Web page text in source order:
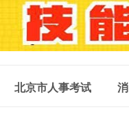
北京市人事考试